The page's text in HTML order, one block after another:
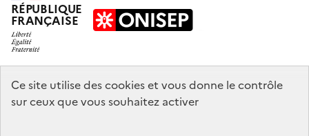
Ce site utilise des cookies et vous donne le contrôle
sur ceux que vous souhaitez activer
RÉPUBLIQUE
FRANÇAISE
education.gouv.fr
enseignementsup-recherche.gouv.fr